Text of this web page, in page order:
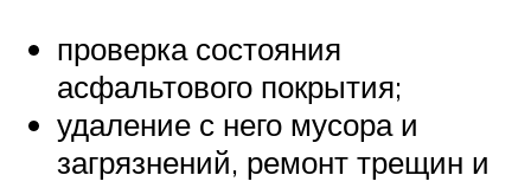
проверка состояния
асфальтового покрытия;
удаление с него мусора и
загрязнений, ремонт трещин и